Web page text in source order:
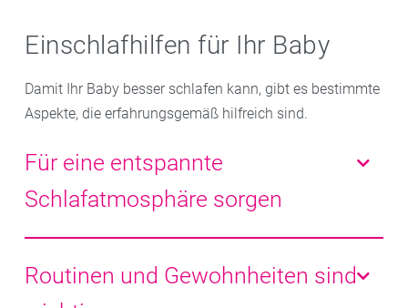
Einschlafhilfen für Ihr Baby
Damit Ihr Baby besser schlafen kann, gibt es bestimmte
Aspekte, die erfahrungsgemäß hilfreich sind.
Für eine entspannte
Schlafatmosphäre sorgen
Wichtig für eine gute Schlafumgebung des Babys sind
die folgenden Tipps, die auch zur Vorbeugung des
Routinen und Gewohnheiten sind